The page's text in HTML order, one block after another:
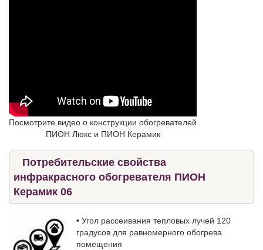
Посмотрите видео о конструкции обогревателей
ПИОН Люкс и ПИОН Керамик
Потребительские свойства
инфракрасного обогревателя ПИОН
Керамик 06
• Угол рассеивания тепловых лучей 120
градусов для равномерного обогрева
помещения